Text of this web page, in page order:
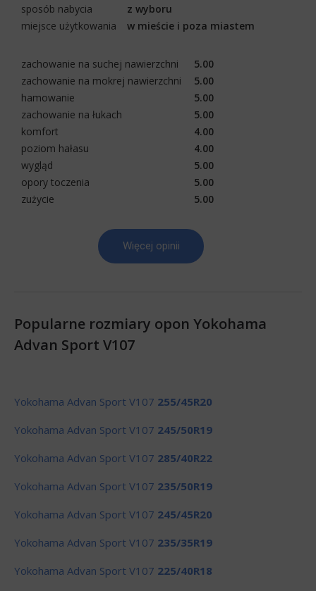
sposób nabycia
z wyboru
miejsce użytkowania
w mieście i poza miastem
zachowanie na suchej nawierzchni
5.00
zachowanie na mokrej nawierzchni
5.00
hamowanie
5.00
zachowanie na łukach
5.00
komfort
4.00
poziom hałasu
4.00
wygląd
5.00
opory toczenia
5.00
zużycie
5.00
Więcej opinii
Popularne rozmiary opon Yokohama
Advan Sport V107
Yokohama Advan Sport V107 255/45R20
Yokohama Advan Sport V107 245/50R19
Yokohama Advan Sport V107 285/40R22
Yokohama Advan Sport V107 235/50R19
Yokohama Advan Sport V107 245/45R20
Yokohama Advan Sport V107 235/35R19
Yokohama Advan Sport V107 225/40R18